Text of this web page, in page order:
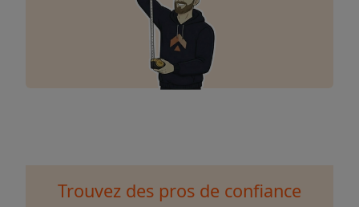
Trouvez des pros de confiance